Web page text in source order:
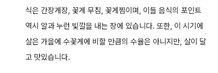
식은 간장게장, 꽃게 무침, 꽃게찜이며, 이들 음식의 포인트
역시 알과 누런 빛깔을 내는 장에 있습니다. 또한, 이 시기에
살은 가을에 수꽃게에 비할 만큼의 수율은 아니지만, 살이 달
고 맛있습니다.